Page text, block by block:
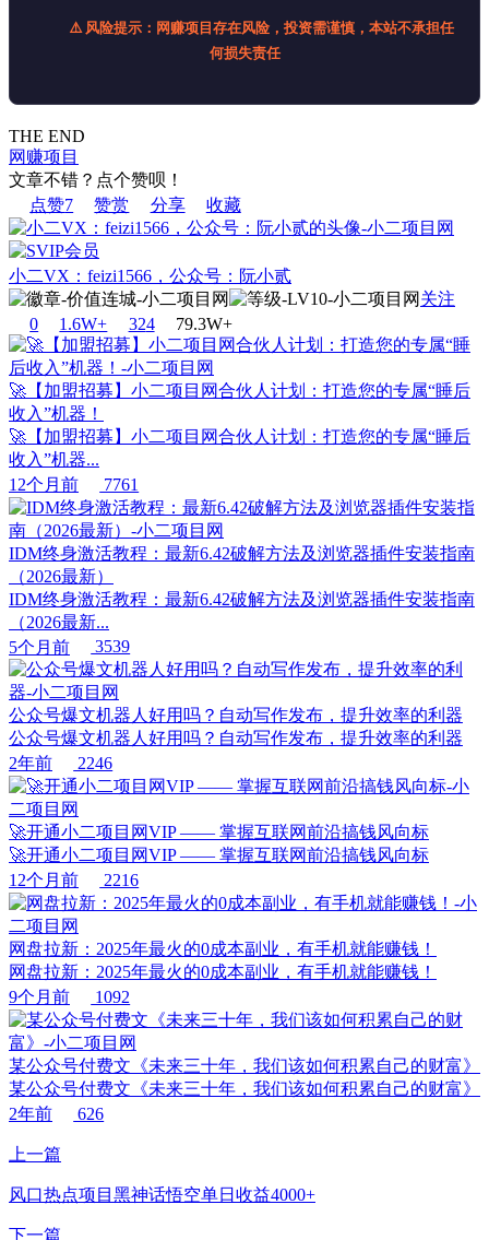
⚠️ 风险提示：网赚项目存在风险，投资需谨慎，本站不承担任
何损失责任
THE END
网赚项目
文章不错？点个赞呗！
点赞7 赞赏 分享 收藏
小二VX：feizi1566，公众号：阮小贰
关注
0
1.6W+ 324 79.3W+
🚀【加盟招募】小二项目网合伙人计划：打造您的专属“睡后
收入”机器！
🚀【加盟招募】小二项目网合伙人计划：打造您的专属“睡后
收入”机器...
12个月前
7761
IDM终身激活教程：最新6.42破解方法及浏览器插件安装指南
（2026最新）
IDM终身激活教程：最新6.42破解方法及浏览器插件安装指南
（2026最新...
5个月前
3539
公众号爆文机器人好用吗？自动写作发布，提升效率的利器
公众号爆文机器人好用吗？自动写作发布，提升效率的利器
2年前
2246
🚀开通小二项目网VIP —— 掌握互联网前沿搞钱风向标
🚀开通小二项目网VIP —— 掌握互联网前沿搞钱风向标
12个月前
2216
网盘拉新：2025年最火的0成本副业，有手机就能赚钱！
网盘拉新：2025年最火的0成本副业，有手机就能赚钱！
9个月前
1092
某公众号付费文《未来三十年，我们该如何积累自己的财富》
某公众号付费文《未来三十年，我们该如何积累自己的财富》
2年前
626
上一篇
风口热点项目黑神话悟空单日收益4000+
下一篇